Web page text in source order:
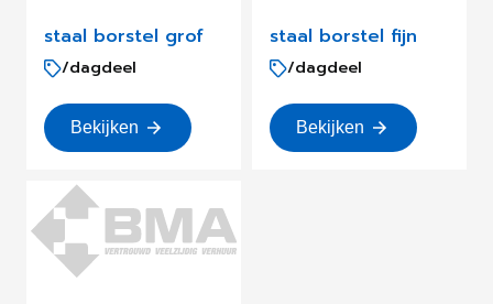
staal borstel grof
/dagdeel
Bekijken
staal borstel fijn
/dagdeel
Bekijken